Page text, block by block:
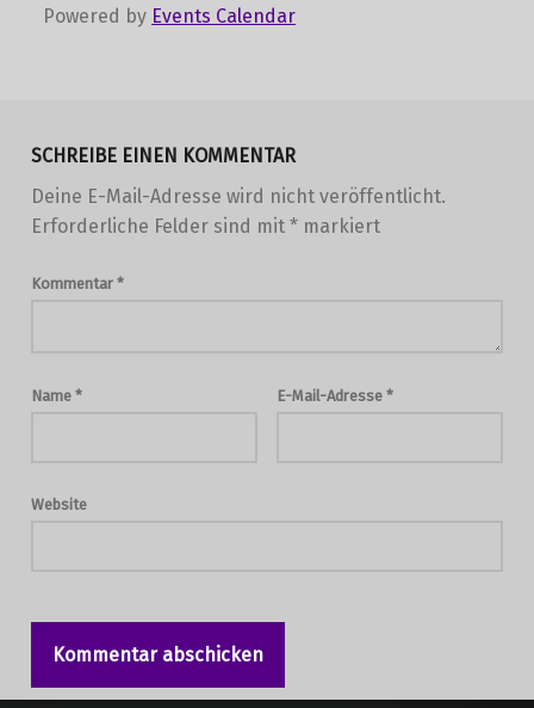
Powered by Events Calendar
SCHREIBE EINEN KOMMENTAR
Deine E-Mail-Adresse wird nicht veröffentlicht.
Erforderliche Felder sind mit *markiert
Kommentar *
Name * E-Mail-Adresse *
Website